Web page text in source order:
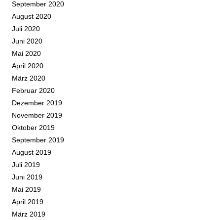
September 2020
August 2020
Juli 2020
Juni 2020
Mai 2020
April 2020
März 2020
Februar 2020
Dezember 2019
November 2019
Oktober 2019
September 2019
August 2019
Juli 2019
Juni 2019
Mai 2019
April 2019
März 2019